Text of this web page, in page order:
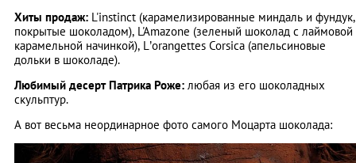
Хиты продаж: L'instinct (карамелизированные миндаль и фундук,
покрытые шоколадом), L'Amazone (зеленый шоколад с лаймовой
карамельной начинкой), L’orangettes Corsica (апельсиновые
дольки в шоколаде).
Любимый десерт Патрика Роже: любая из его шоколадных
скульптур.
А вот весьма неординарное фото самого Моцарта шоколада: